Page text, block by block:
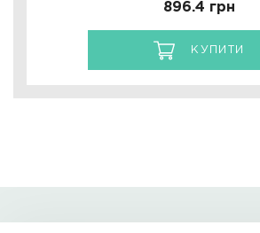
896.4 грн
КУПИТИ